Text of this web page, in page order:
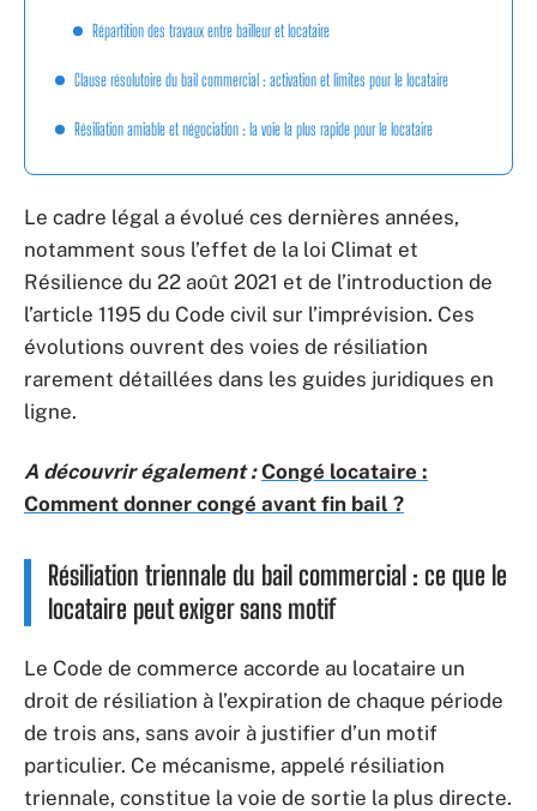
Répartition des travaux entre bailleur et locataire
Clause résolutoire du bail commercial : activation et limites pour le locataire
Résiliation amiable et négociation : la voie la plus rapide pour le locataire
Le cadre légal a évolué ces dernières années,
notamment sous l’effet de la loi Climat et
Résilience du 22 août 2021 et de l’introduction de
l’article 1195 du Code civil sur l’imprévision. Ces
évolutions ouvrent des voies de résiliation
rarement détaillées dans les guides juridiques en
ligne.
A découvrir également : Congé locataire :
Comment donner congé avant fin bail ?
Résiliation triennale du bail commercial : ce que le
locataire peut exiger sans motif
Le Code de commerce accorde au locataire un
droit de résiliation à l’expiration de chaque période
de trois ans, sans avoir à justifier d’un motif
particulier. Ce mécanisme, appelé résiliation
triennale, constitue la voie de sortie la plus directe.